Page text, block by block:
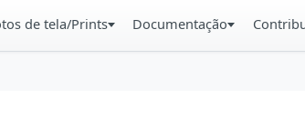
de tela/Prints Documentação